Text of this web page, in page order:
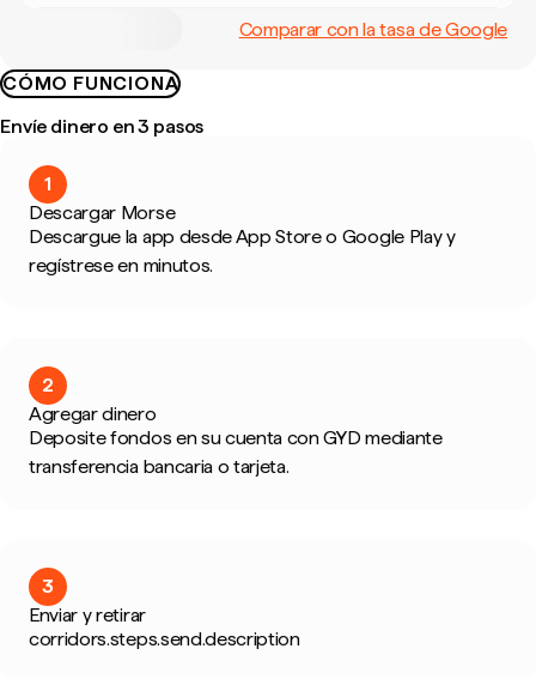
Comparar con la tasa de Google
CÓMO FUNCIONA
Envíe dinero en 3 pasos
1
Descargar Morse
Descargue la app desde App Store o Google Play y
regístrese en minutos.
2
Agregar dinero
Deposite fondos en su cuenta con GYD mediante
transferencia bancaria o tarjeta.
3
Enviar y retirar
corridors.steps.send.description